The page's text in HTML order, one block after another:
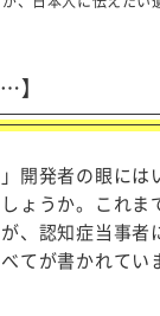
】
」開発者の眼に
ょうか。これま
、認知症当事者
てが書かれてい